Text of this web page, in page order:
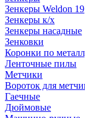
Зенкеры Weldon 19
Зенкеры к/х
Зенкеры насадные
Зенковки
Коронки по
Ленточные пилы
Метчики
Вороток для
Гаечные
Дюймовые